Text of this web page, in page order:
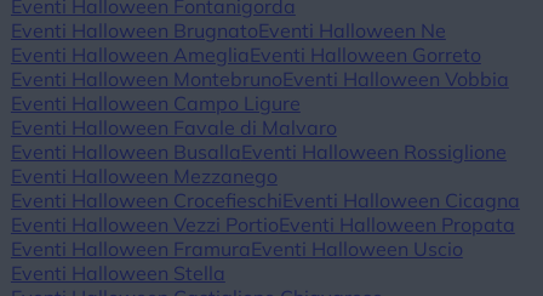
Eventi Halloween Fontanigorda
Eventi Halloween BrugnatoEventi Halloween Ne
Eventi Halloween Ameglia Eventi Halloween Gorreto
Eventi Halloween MontebrunoEventi Halloween Vobbia
Eventi Halloween Campo Ligure
Eventi Halloween Favale di Malvaro
Eventi Halloween Busalla Eventi Halloween Rossiglione
Eventi Halloween Mezzanego
Eventi Halloween CrocefieschiEventi Halloween Cicagna
Eventi Halloween Vezzi PortioEventi Halloween Propata
Eventi Halloween Framura Eventi Halloween Uscio
Eventi Halloween Stella